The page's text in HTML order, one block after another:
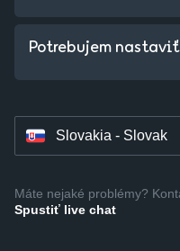
Potrebujem
Slovakia - Slovak
Czechia - Czech
Máte nejaké problémy?
Spustiť live chat